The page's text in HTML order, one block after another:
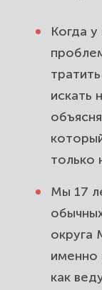
с
Когда
искать
только
Мы 17
округа
именно
как